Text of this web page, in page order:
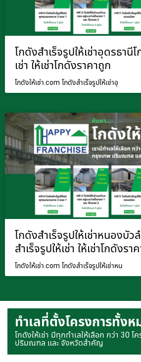
โกดังสำเร็จรูปให้เช่าอุดรธานี
เช่า ให้เช่าโกดังราคาถูก
โกดังให้เช่า.com โกดังสำเร็จรูปให้เช่าอุ
โกดังสำเร็จรูปให้เช่าหนองบัว
สำเร็จรูปให้เช่า ให้เช่าโกดังรา
โกดังให้เช่า.com โกดังสำเร็จรูปให้เช่าหน
ทำเลที่ตั้งโครงการทั้งห
โกดังให้เช่า มีทุกทำเลให้เลือก กว่า 30 โ
ปริมณฑล และ จังหวัดสำคัญ